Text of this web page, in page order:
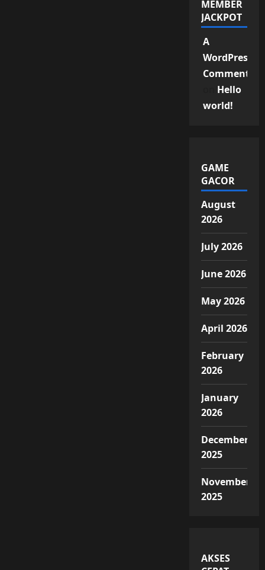
MEMBER
JACKPOT
A
WordPress
Commenter
Hello
world!
GAME
GACOR
August
2026
July 2026
June 2026
May 2026
April 2026
February
2026
January
2026
December
2025
November
2025
AKSES